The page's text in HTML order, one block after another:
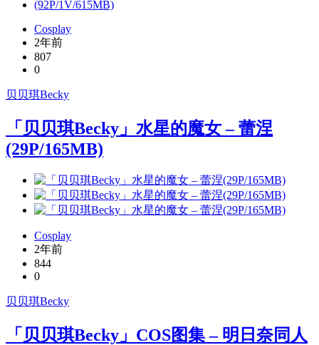
Cosplay
2年前
807
0
贝贝琪Becky
「贝贝琪Becky」水星的魔女 – 蕾涅
(29P/165MB)
Cosplay
2年前
844
0
贝贝琪Becky
「贝贝琪Becky」COS图集 – 明日奈同人